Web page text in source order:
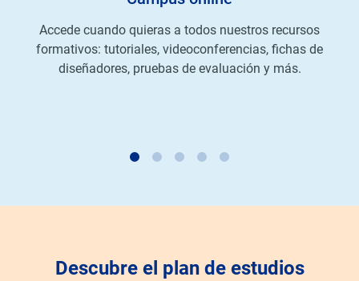
Accede cuando quieras a todos nuestros recursos
formativos: tutoriales, videoconferencias, fichas de
diseñadores, pruebas de evaluación y más.
Descubre el plan de estudios